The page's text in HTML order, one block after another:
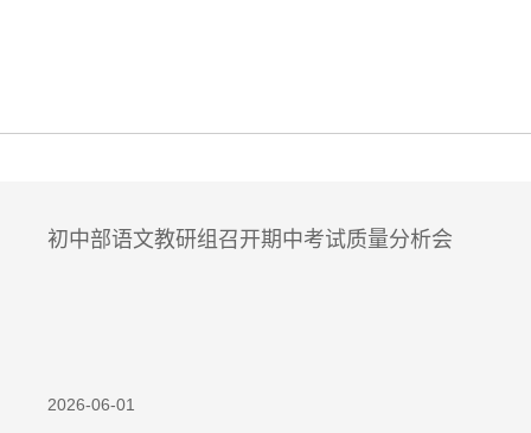
初中部语文教研组召开期中考试质量分析会
2026-06-01